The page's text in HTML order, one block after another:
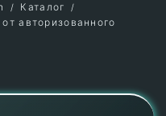
Каталог
авторизованного